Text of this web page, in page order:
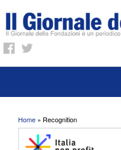
Tu sei qui
Home » Recognition